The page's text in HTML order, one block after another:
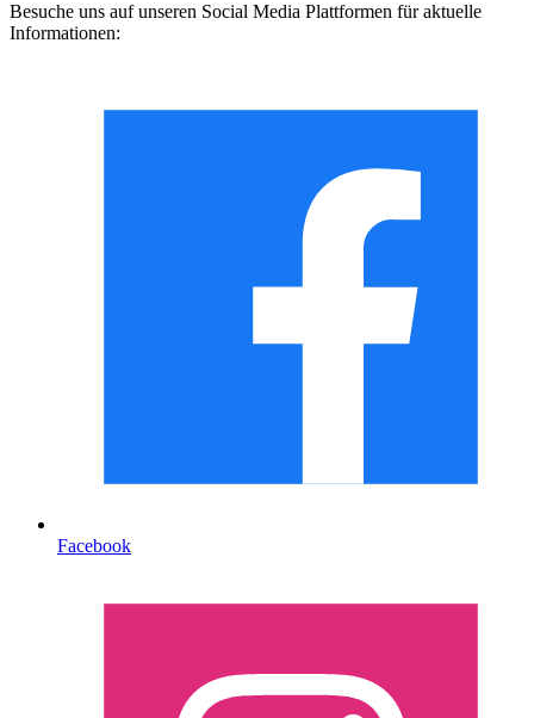
Besuche uns auf unseren Social Media Plattformen für aktuelle
Informationen:
Facebook